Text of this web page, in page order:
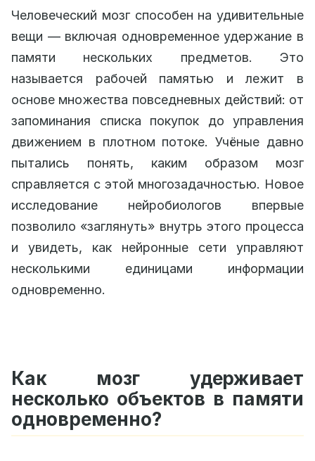
Человеческий мозг способен на удивительные
вещи — включая одновременное удержание в
памяти нескольких предметов. Это
называется рабочей памятью и лежит в
основе множества повседневных действий: от
запоминания списка покупок до управления
движением в плотном потоке. Учёные давно
пытались понять, каким образом мозг
справляется с этой многозадачностью. Новое
исследование нейробиологов впервые
позволило «заглянуть» внутрь этого процесса
и увидеть, как нейронные сети управляют
несколькими единицами информации
одновременно.
Как мозг удерживает
несколько объектов в памяти
одновременно?